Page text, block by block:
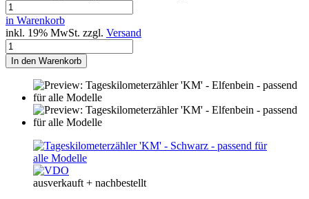
in Warenkorb
inkl. 19% MwSt. zzgl. Versand
In den Warenkorb
ausverkauft + nachbestellt